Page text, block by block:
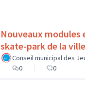
Nouveaux modules
skate-park de la
Conseil municipal des
0
0